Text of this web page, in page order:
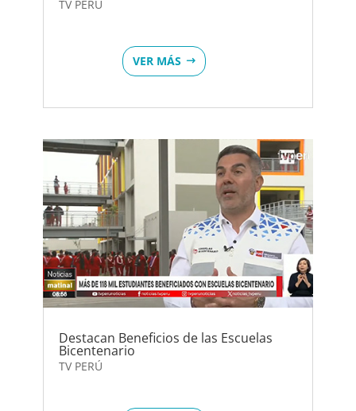
TV PERÚ
VER MÁS
Destacan Beneficios de las Escuelas
Bicentenario
TV PERÚ